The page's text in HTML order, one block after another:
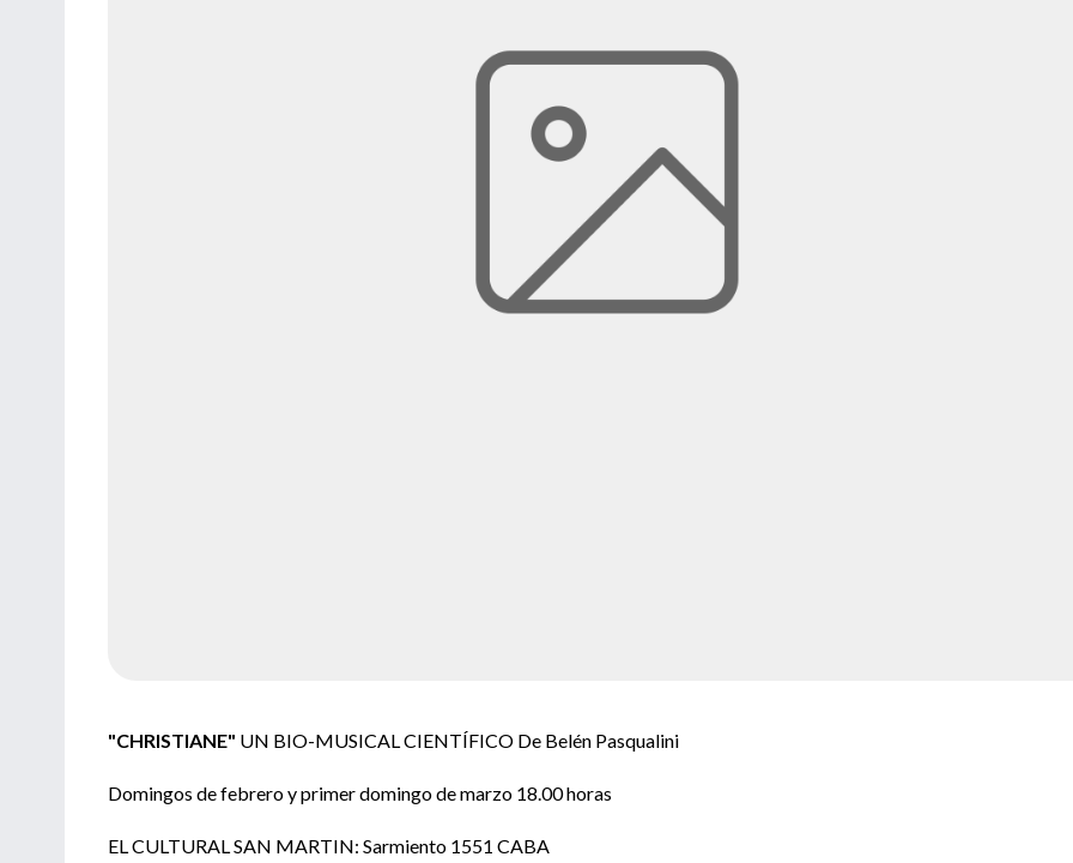
"CHRISTIANE" UN BIO-MUSICAL CIENTÍFICO De Belén Pasqualini
Domingos de febrero y primer domingo de marzo 18.00 horas
EL CULTURAL SAN MARTIN: Sarmiento 1551 CABA